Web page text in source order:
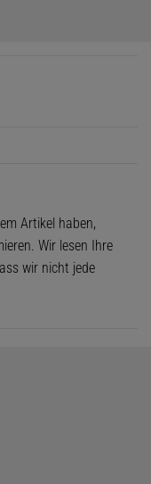
Artikel haben,
Wir lesen Ihre
wir nicht jede